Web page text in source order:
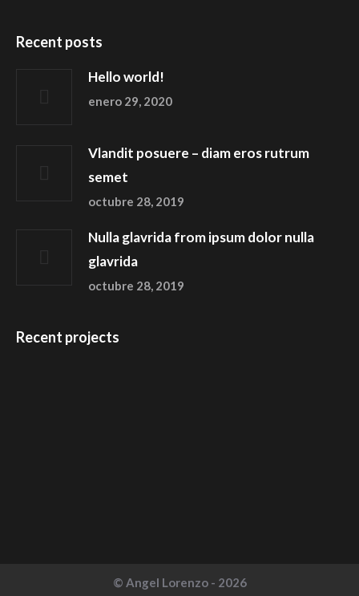
Recent posts
Hello world!
enero 29, 2020
Vlandit posuere – diam eros rutrum
semet
octubre 28, 2019
Nulla glavrida from ipsum dolor nulla
glavrida
octubre 28, 2019
Recent projects
© Angel Lorenzo - 2026